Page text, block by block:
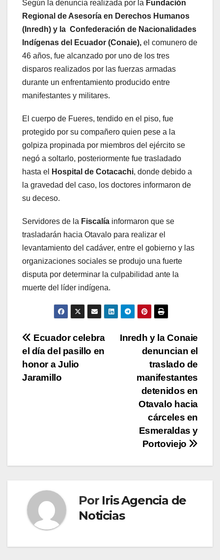
Según la denuncia realizada por la Fundación
Regional de Asesoría en Derechos Humanos
(Inredh) y la Confederación de Nacionalidades
Indígenas del Ecuador (Conaie), el comunero de
46 años, fue alcanzado por uno de los tres
disparos realizados por las fuerzas armadas
durante un enfrentamiento producido entre
manifestantes y militares.
El cuerpo de Fueres, tendido en el piso, fue
protegido por su compañero quien pese a la
golpiza propinada por miembros del ejército se
negó a soltarlo, posteriormente fue trasladado
hasta el
Hospital de Cotacachi, donde debido a
la gravedad del caso, los doctores informaron de
su deceso.
Servidores de la Fiscalía informaron que se
trasladarán hacia Otavalo para realizar el
levantamiento del cadáver, entre el gobierno y las
organizaciones sociales se produjo una fuerte
disputa por determinar la culpabilidad ante la
muerte del líder indígena.
Navegación
de
entradas
Inredh y la Conaie
denuncian el
traslado de
manifestantes
detenidos en
Otavalo hacia
cárceles en
Esmeraldas y
Portoviejo
Ecuador celebra
el día del pasillo en
honor a Julio
Jaramillo
Por Iris Agencia de
Noticias